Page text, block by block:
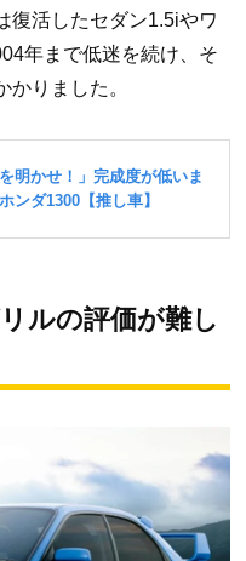
復活したセダン1.5iやワ
年まで低迷を続け、そ
りました。
ルの評価が難し